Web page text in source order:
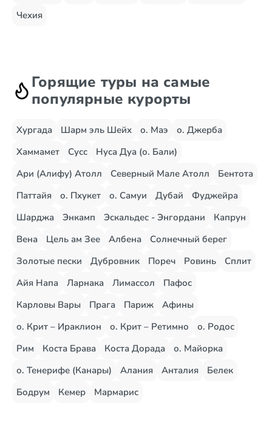
Чехия
Горящие туры на самые
популярные курорты
Хургада Шарм эль Шейх о. Маэ
о. Джерба
Хаммамет
Сусс
Нуса Дуа (о. Бали)
Ари (Алифу) Атолл
Северный Мале Атолл
Бентота
Паттайя
о. Пхукет о. Самуи Дубай
Фуджейра
Шарджа
Энкамп Эскальдес - Энгордани
Капрун
Вена
Цель ам Зее Албена
Солнечный берег
Золотые пески
Дубровник Пореч Ровинь
Сплит
Айя Напа
Ларнака Лимассол
Пафос
Карловы Вары
Прага Париж
Афины
о. Крит – Ираклион
о. Крит – Ретимно
о. Родос
Рим
Коста Брава Коста Дорада
о. Майорка
о. Тенерифе (Канары)
Алания Анталия
Белек
Бодрум
Кемер Мармарис